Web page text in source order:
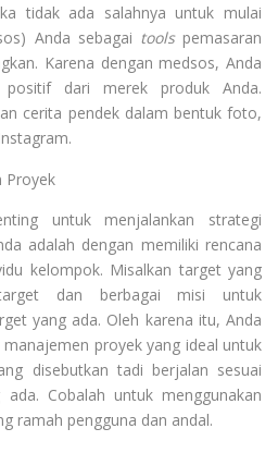
tidak ada salahnya untuk mulai
Anda sebagai toolspemasaran
Karena dengan medsos, Anda
dari merek produk Anda.
cerita pendek dalam bentuk foto,
Proyek
untuk menjalankan strategi
adalah dengan memiliki rencana
kelompok. Misalkan target yang
dan berbagai misi untuk
yang ada. Oleh karena itu, Anda
proyek yang ideal untuk
disebutkan tadi berjalan sesuai
Cobalah untuk menggunakan
ramah pengguna dan andal.